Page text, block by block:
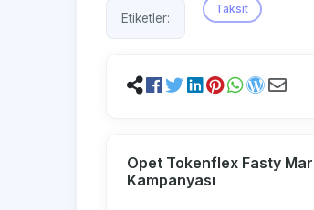
Etiketler:
Taksit
Opet Tokenflex Fasty
Kampanyası